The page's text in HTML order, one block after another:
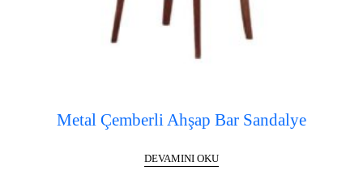
Metal Çemberli Ahşap Bar Sandalye
DEVAMINI OKU